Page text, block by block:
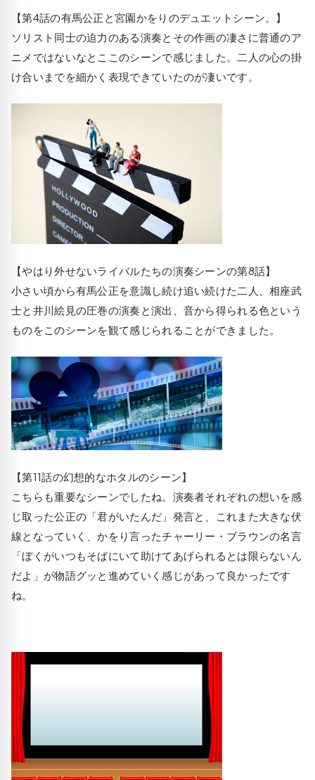
【第4話の有馬公正と宮園かをりのデュエットシーン。】
ソリスト同士の迫力のある演奏とその作画の凄さに普通のア
ニメではないなとここのシーンで感じました。二人の心の掛
け合いまでを細かく表現できていたのが凄いです。
【やはり外せないライバルたちの演奏シーンの第8話】
小さい頃から有馬公正を意識し続け追い続けた二人、相座武
士と井川絵見の圧巻の演奏と演出、音から得られる色という
ものをこのシーンを観て感じられることができました。
【第11話の幻想的なホタルのシーン】
こちらも重要なシーンでしたね。演奏者それぞれの想いを感
じ取った公正の「君がいたんだ」発言と、これまた大きな伏
線となっていく、かをり言ったチャーリー・ブラウンの名言
「ぼくがいつもそばにいて助けてあげられるとは限らないん
だよ」が物語グッと進めていく感じがあって良かったです
ね。